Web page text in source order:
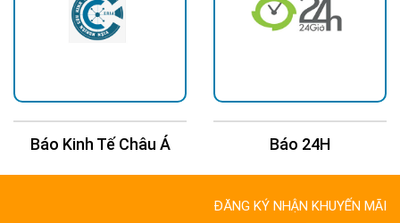
Báo Kinh Tế Châu Á Báo 24H
ĐĂNG KÝ NHẬN KHUYẾN MÃI